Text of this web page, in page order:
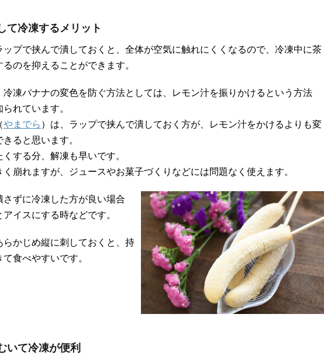
て冷凍するメリット
ップで挟んで潰しておくと、全体が空気に触れにくくなるので、冷凍中に茶
のを抑えることができます。
冷凍バナナの変色を防ぐ方法としては、レモン汁を振りかけるという方法
れています。
やまでら ）は、ラップで挟んで潰しておく方が、レモン汁をかけるよりも変
ると思います。
くする分、解凍も早いです。
く崩れますが、ジュースやお菓子づくりなどには問題なく使えます。
さずに冷凍した方が良い場合
イスにする時などです。
らかじめ縦に刺しておくと、持
食べやすいです。
いて冷凍が便利